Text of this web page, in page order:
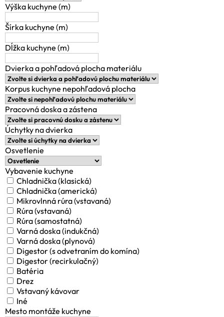
Výška kuchyne (m)
Šírka kuchyne (m)
Dĺžka kuchyne (m)
Dvierka a pohľadová plocha materiálu
Korpus kuchyne nepohľadová plocha
Pracovná doska a zástena
Úchytky na dvierka
Osvetlenie
Vybavenie kuchyne
Chladnička (klasická)
Chladnička (americká)
Mikrovlnná rúra (vstavaná)
Rúra (vstavaná)
Rúra (samostatná)
Varná doska (indukčná)
Varná doska (plynová)
Digestor (s odvetraním do komína)
Digestor (recirkulačný)
Batéria
Drez
Vstavaný kávovar
Iné
Mesto montáže kuchyne